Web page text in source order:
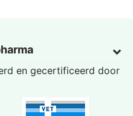
en gecertificeerd door